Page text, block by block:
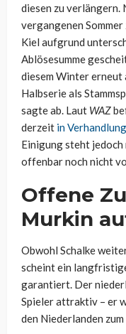
diesen zu verlängern.
vergangenen
Kiel aufgrund
Ablösesumme
diesem Winter erneut
Halbserie als
sagte ab. Laut WAZ
derzeit in
Einigung steht
offenbar noch nicht
Offene
Murkin
Obwohl Schalke
scheint ein
garantiert. Der
Spieler attraktiv – er
den Niederlanden